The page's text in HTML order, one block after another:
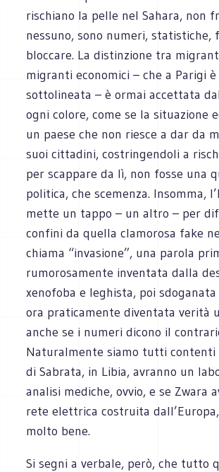
rischiano la pelle nel Sahara, non
nessuno, sono numeri, statistiche,
bloccare. La distinzione tra
migranti economici – che a Parigi
sottolineata – è ormai accettata
ogni colore, come se la situazione
un paese che non riesce a dar da
suoi cittadini, costringendoli a
per scappare da lì, non fosse una
politica, che scemenza. Insomma,
mette un tappo – un altro – per
confini da quella clamorosa fake
chiama “invasione”, una parola
rumorosamente inventata dalla
xenofoba e leghista, poi
ora praticamente diventata verità
anche se i numeri dicono il
Naturalmente siamo tutti contenti
di Sabrata, in Libia, avranno un
analisi mediche, ovvio, e se Zwara
rete elettrica costruita
molto bene.
Si segni a verbale, però, che tutto